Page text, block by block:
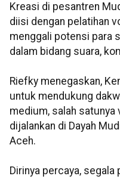
Kreasi di pesantren
diisi dengan pelatihan
menggali potensi para
dalam bidang suara,
Riefky menegaskan,
untuk mendukung
medium, salah
dijalankan di Dayah
Aceh.
Dirinya percaya,